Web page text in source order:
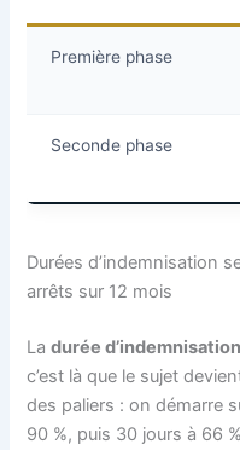
Première phase
Seconde phase
Durées d’indemnisation
arrêts sur 12 mois
Ladurée d’indemnisation
c’est là que le sujet
des paliers : on démarre
90 %, puis 30 jours à 66